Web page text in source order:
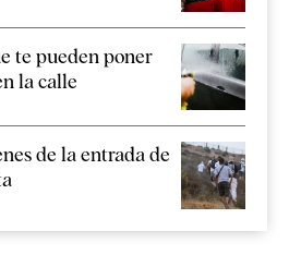
te pueden poner
la calle
de la entrada de